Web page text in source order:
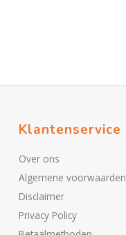
Klantenservice
Over ons
Algemene voorwaarden
Disclaimer
Privacy Policy